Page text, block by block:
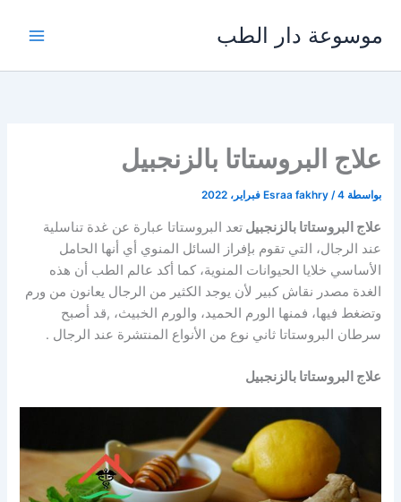
المحتوى
موسوعة دار الطب
علاج البروستاتا بالزنجبيل
بواسطة Esraa fakhry /4 فبراير، 2022
علاج البروستاتا بالزنجبيلتعد البروستاتا عبارة عن غدة تناسلية
عند الرجال، التي تقوم بإفراز السائل المنوي أي أنها الحامل
الأساسي خلايا الحيوانات المنوية، كما أكد عالم الطب أن هذه
الغدة مصدر نقاش كبير لأن يوجد الكثير من الرجال يعانون من ورم
وتضغط فيها، فمنها الورم الحميد، والورم الخبيث، ,قد أصبح
سرطان البروستاتا ثاني نوع من الأنواع المنتشرة عند الرجال .
علاج البروستاتا بالزنجبيل